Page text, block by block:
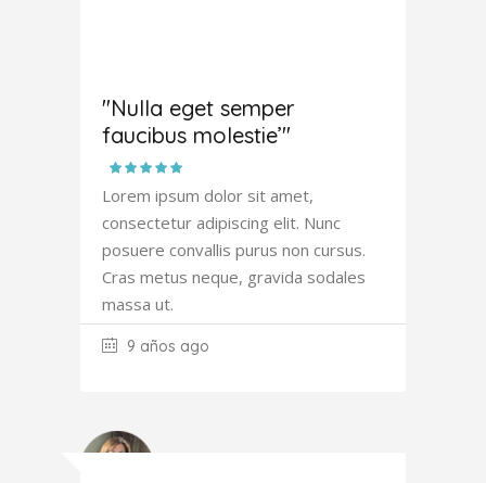
"Nulla eget semper
faucibus molestie’"
Lorem ipsum dolor sit amet,
consectetur adipiscing elit. Nunc
posuere convallis purus non cursus.
Cras metus neque, gravida sodales
massa ut.
9 años ago